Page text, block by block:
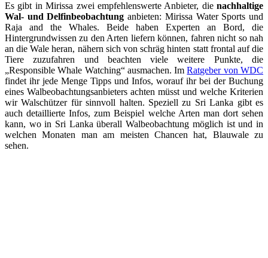
Es gibt in Mirissa zwei empfehlenswerte Anbieter, die nachhaltige
Wal- und Delfinbeobachtung anbieten: Mirissa Water Sports und
Raja and the Whales. Beide haben Experten an Bord, die
Hintergrundwissen zu den Arten liefern können, fahren nicht so nah
an die Wale heran, nähern sich von schräg hinten statt frontal auf die
Tiere zuzufahren und beachten viele weitere Punkte, die
„Responsible Whale Watching“ ausmachen. ImRatgeber von WDC
findet ihr jede Menge Tipps und Infos, worauf ihr bei der Buchung
eines Walbeobachtungsanbieters achten müsst und welche Kriterien
wir Walschützer für sinnvoll halten. Speziell zu Sri Lanka gibt es
auch detaillierte Infos, zum Beispiel welche Arten man dort sehen
kann, wo in Sri Lanka überall Walbeobachtung möglich ist und in
welchen Monaten man am meisten Chancen hat, Blauwale zu
sehen.